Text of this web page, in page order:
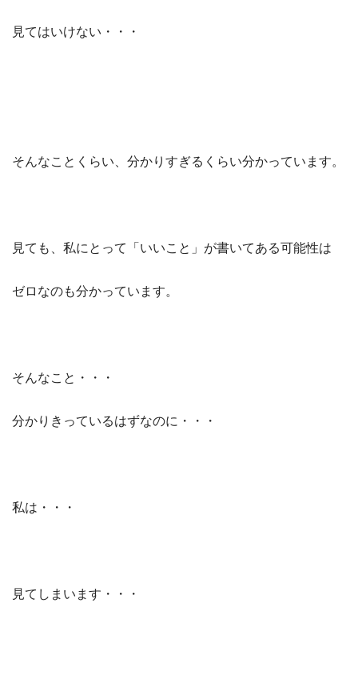
見てはいけない・・・
そんなことくらい、分かりすぎるくらい分かっています。
見ても、私にとって「いいこと」が書いてある可能性は
ゼロなのも分かっています。
そんなこと・・・
分かりきっているはずなのに・・・
私は・・・
見てしまいます・・・